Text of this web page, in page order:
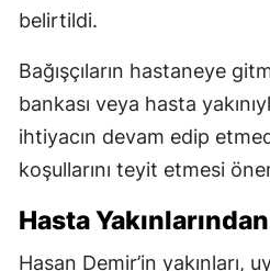
belirtildi.
Bağışçıların hastaneye
bankası veya hasta
ihtiyacın devam edip
koşullarını teyit etmesi
Hasta
Hasan Demir’in yakınları,